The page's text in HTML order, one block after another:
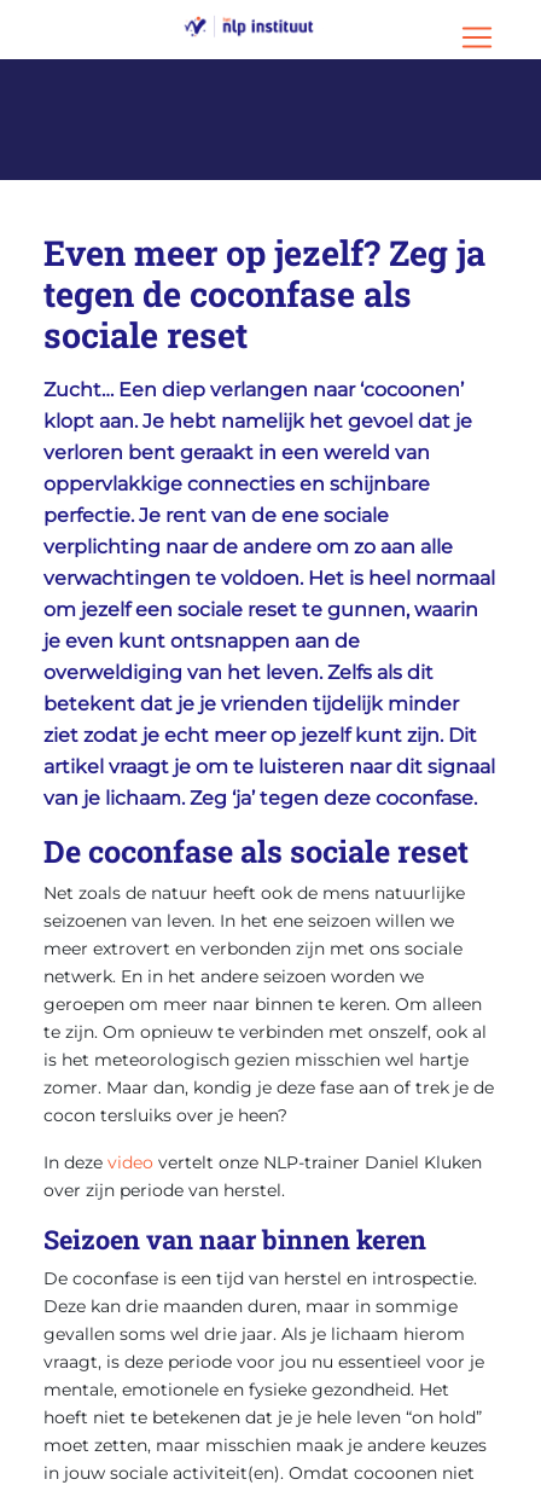
Menu
Even meer op jezelf? Zeg ja
tegen de coconfase als
sociale reset
Zucht… Een diep verlangen naar ‘cocoonen’
klopt aan. Je hebt namelijk het gevoel dat je
verloren bent geraakt in een wereld van
oppervlakkige connecties en schijnbare
perfectie. Je rent van de ene sociale
verplichting naar de andere om zo aan alle
verwachtingen te voldoen. Het is heel normaal
om jezelf een sociale reset te gunnen, waarin
je even kunt ontsnappen aan de
overweldiging van het leven. Zelfs als dit
betekent dat je je vrienden tijdelijk minder
ziet zodat je echt meer op jezelf kunt zijn. Dit
artikel vraagt je om te luisteren naar dit signaal
van je lichaam. Zeg ‘ja’ tegen deze coconfase.
De coconfase als sociale reset
Net zoals de natuur heeft ook de mens natuurlijke
seizoenen van leven. In het ene seizoen willen we
meer extrovert en verbonden zijn met ons sociale
netwerk. En in het andere seizoen worden we
geroepen om meer naar binnen te keren. Om alleen
te zijn. Om opnieuw te verbinden met onszelf, ook al
is het meteorologisch gezien misschien wel hartje
zomer. Maar dan, kondig je deze fase aan of trek je de
cocon tersluiks over je heen?
In deze video vertelt onze NLP-trainer Daniel Kluken
over zijn periode van herstel.
Seizoen van naar binnen keren
De coconfase is een tijd van herstel en introspectie.
Deze kan drie maanden duren, maar in sommige
gevallen soms wel drie jaar. Als je lichaam hierom
vraagt, is deze periode voor jou nu essentieel voor je
mentale, emotionele en fysieke gezondheid. Het
hoeft niet te betekenen dat je je hele leven “on hold”
moet zetten, maar misschien maak je andere keuzes
in jouw sociale activiteit(en). Omdat cocoonen niet